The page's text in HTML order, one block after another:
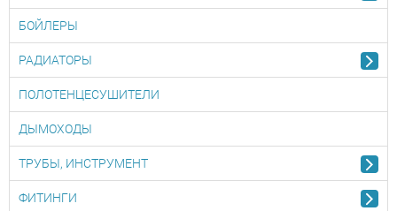
БОЙЛЕРЫ
РАДИАТОРЫ
ПОЛОТЕНЦЕСУШИТЕЛИ
ДЫМОХОДЫ
ТРУБЫ, ИНСТРУМЕНТ
ФИТИНГИ